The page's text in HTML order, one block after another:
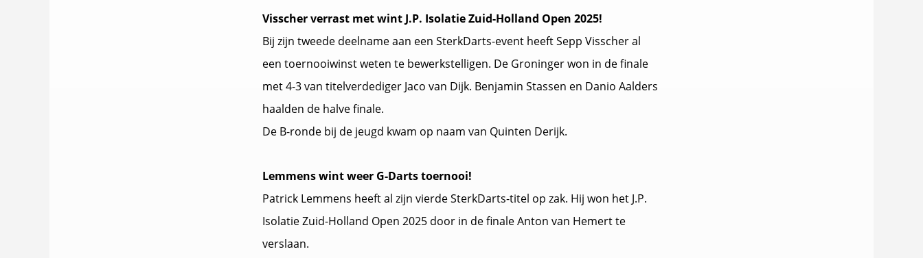
Visscher verrast met wint J.P. Isolatie Zuid-Holland Open 2025!
Bij zijn tweede deelname aan een SterkDarts-event heeft Sepp Visscher al
een toernooiwinst weten te bewerkstelligen. De Groninger won in de finale
met 4-3 van titelverdediger Jaco van Dijk. Benjamin Stassen en Danio Aalders
haalden de halve finale.
De B-ronde bij de jeugd kwam op naam van Quinten Derijk.
Lemmens wint weer G-Darts toernooi!
Patrick Lemmens heeft al zijn vierde SterkDarts-titel op zak. Hij won het J.P.
Isolatie Zuid-Holland Open 2025 door in de finale Anton van Hemert te
verslaan.